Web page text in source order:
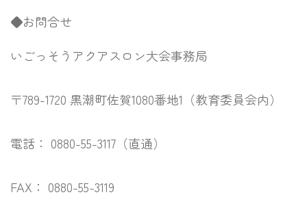
◆お問合せ
いごっそうアクアスロン大会事務局
〒789-1720 黒潮町佐賀1080番地1（教育委員会内）
電話： 0880-55-3117（直通）
FAX： 0880-55-3119